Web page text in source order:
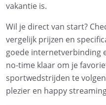
vakantie is.
Wil je direct van start?
vergelijk prijzen en
goede internetverbinding
no-time klaar om je
sportwedstrijden te
plezier en happy